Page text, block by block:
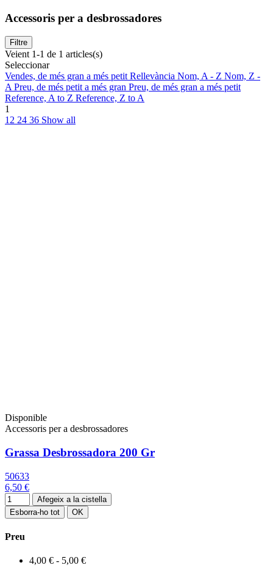
Accessoris per a desbrossadores
Filtre
Veient 1-1 de 1 articles(s)
Seleccionar
Vendes, de més gran a més petitRellevància Nom, A - Z Nom, Z -
APreu, de més petit a més gran Preu, de més gran a més petit
Reference, A to Z Reference, Z to A
1
12 24 36 Show all
Disponible
Accessoris per a desbrossadores
Grassa Desbrossadora 200 Gr
50633
6,50 €
Afegeix a la cistella
Esborra-ho tot
OK
Preu
4,00 € - 5,00 €